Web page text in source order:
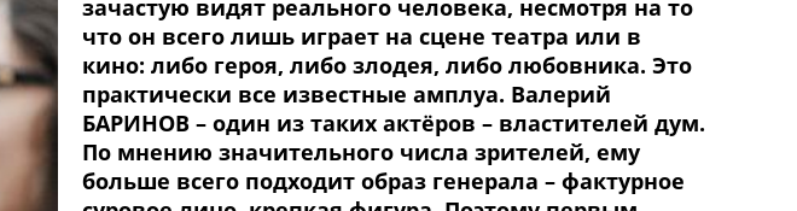
зачастую видят реального человека, несмотря на то
что он всего лишь играет на сцене театра или в
кино: либо героя, либо злодея, либо любовника. Это
практически все известные амплуа. Валерий
БАРИНОВ – один из таких актёров – властителей дум.
По мнению значительного числа зрителей, ему
больше всего подходит образ генерала – фактурное